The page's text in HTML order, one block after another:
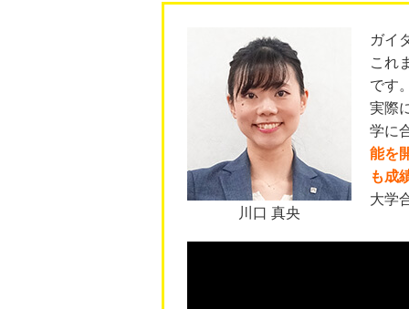
川口 真央
ガイ
これ
です
実際
学に
能を
も成
大学